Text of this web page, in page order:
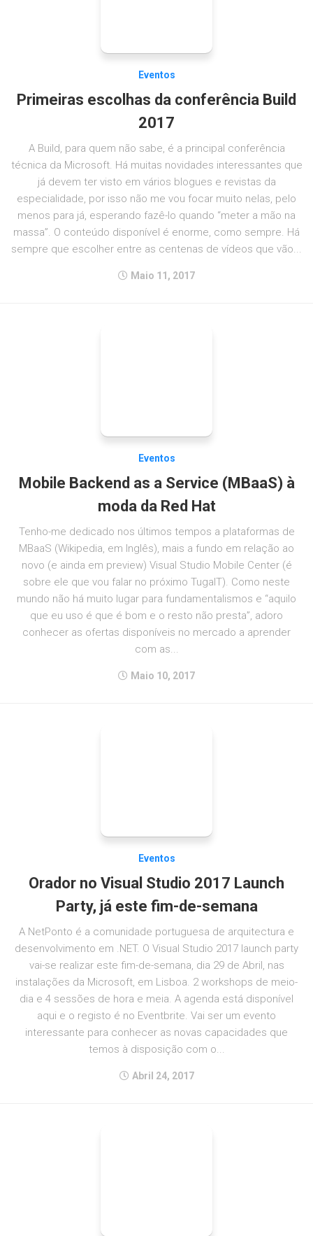
Eventos
Primeiras escolhas da conferência Build
2017
A Build, para quem não sabe, é a principal conferência
técnica da Microsoft. Há muitas novidades interessantes que
já devem ter visto em vários blogues e revistas da
especialidade, por isso não me vou focar muito nelas, pelo
menos para já, esperando fazê-lo quando “meter a mão na
massa”. O conteúdo disponível é enorme, como sempre. Há
sempre que escolher entre as centenas de vídeos que vão...
Maio 11, 2017
Eventos
Mobile Backend as a Service (MBaaS) à
moda da Red Hat
Tenho-me dedicado nos últimos tempos a plataformas de
MBaaS (Wikipedia, em Inglês), mais a fundo em relação ao
novo (e ainda em preview) Visual Studio Mobile Center (é
sobre ele que vou falar no próximo TugaIT). Como neste
mundo não há muito lugar para fundamentalismos e “aquilo
que eu uso é que é bom e o resto não presta”, adoro
conhecer as ofertas disponíveis no mercado a aprender
com as...
Maio 10, 2017
Eventos
Orador no Visual Studio 2017 Launch
Party, já este fim-de-semana
A NetPonto é a comunidade portuguesa de arquitectura e
desenvolvimento em .NET. O Visual Studio 2017 launch party
vai-se realizar este fim-de-semana, dia 29 de Abril, nas
instalações da Microsoft, em Lisboa. 2 workshops de meio-
dia e 4 sessões de hora e meia. A agenda está disponível
aqui e o registo é no Eventbrite. Vai ser um evento
interessante para conhecer as novas capacidades que
temos à disposição com o...
Abril 24, 2017